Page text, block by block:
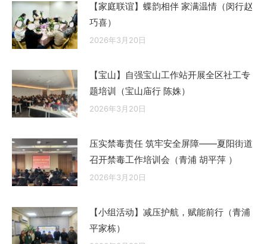
【家庭联谊】蝶韵相伴 家满温情（闵行赵
巧喜）
2026年3月20日
【宝山】自强宝山工作站开展全区社工专
题培训（宝山庙行 陈姝）
2026年3月20日
压实禁毒责任 筑牢安全屏障——夏阳街道
召开禁毒工作培训会（青浦 胡平萍 ）
2026年3月20日
【小组活动】减压护航，赋能前行（青浦
平家栋）